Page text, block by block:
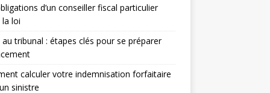
d’un conseiller fiscal particulier
loi
au tribunal : étapes clés pour se préparer
calculer votre indemnisation forfaitaire
sinistre